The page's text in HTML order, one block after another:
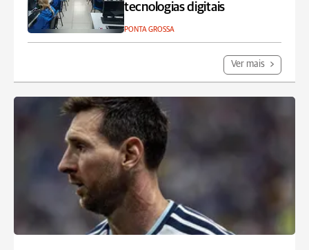
tecnologias digitais
PONTA GROSSA
Ver mais